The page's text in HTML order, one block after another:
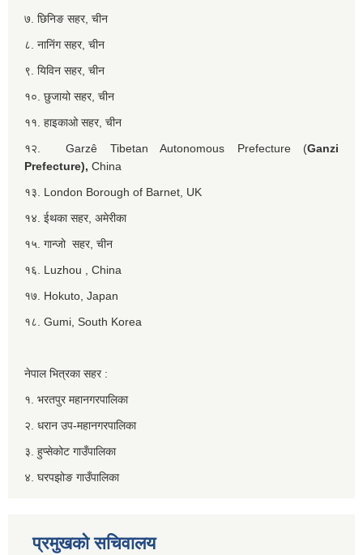
७. छिनिङ सहर, चीन
८. नानिंग सहर, चीन
९. यिविन सहर, चीन
१०. छुजायो सहर, चीन
११. हाइकाओ सहर, चीन
१२. Garzê Tibetan Autonomous Prefecture (Ganzi
Prefecture), China
१३. London Borough of Barnet, UK
१४. ईथका सहर, अमेरीका
१५. गान्जो सहर, चीन
१६. Luzhou , China
१७. Hokuto, Japan
१८. Gumi, South Korea
नेपाल भित्रका सहर :
१. भरतपुर महानगरपालिका
२. धरान उप-महानगरपालिका
३. हुप्सेकोट गाउँपालिका
४. घरपझोङ गाउँपालिका
प्रमुखको सचिवालय